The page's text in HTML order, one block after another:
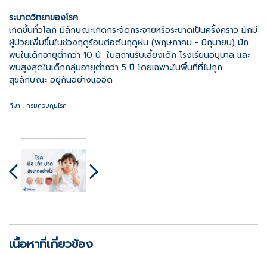
ระบาดวิทยาของโรค
เกิดขึ้นทั่วโลก มีลักษณะเกิดกระจัดกระจายหรือระบาดเป็นครั้งคราว มักมี
ผู้ป่วยเพิ่มขึ้นในช่วงฤดูร้อนต่อต้นฤดูฝน (พฤษภาคม - มิถุนายน) มัก
พบในเด็กอายุต่ำกว่า 10 ปี ในสถานรับเลี้ยงเด็ก โรงเรียนอนุบาล และ
พบสูงสุดในเด็กกลุ่มอายุต่ำกว่า 5 ปี โดยเฉพาะในพื้นที่ที่ไม่ถูก
สุขลักษณะ อยู่กันอย่างแออัด
ที่มา : กรมควบคุมโรค
เนื้อหาที่เกี่ยวข้อง